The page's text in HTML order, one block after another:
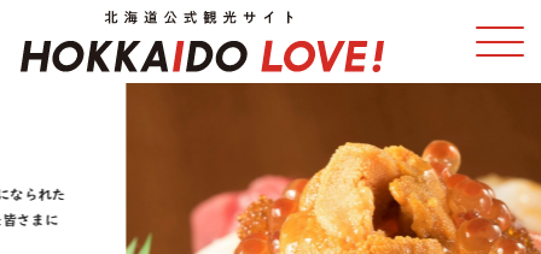
スポット・体験
イベント